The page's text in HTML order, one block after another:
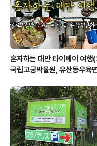
혼자하는 대만 타이베이 여행
국립고궁박물원, 유산동우육